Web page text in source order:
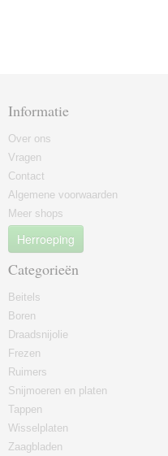
Informatie
Over ons
Vragen
Contact
Algemene voorwaarden
Meer shops
Herroeping
Categorieën
Beitels
Boren
Draadsnijolie
Frezen
Ruimers
Snijmoeren en platen
Tappen
Wisselplaten
Zaagbladen